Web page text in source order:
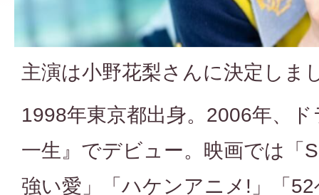
主演は小野花梨さんに決定しま
1998年東京都出身。2006年、
一生』でデビュー。映画では「
強い愛」「ハケンアニメ!」「